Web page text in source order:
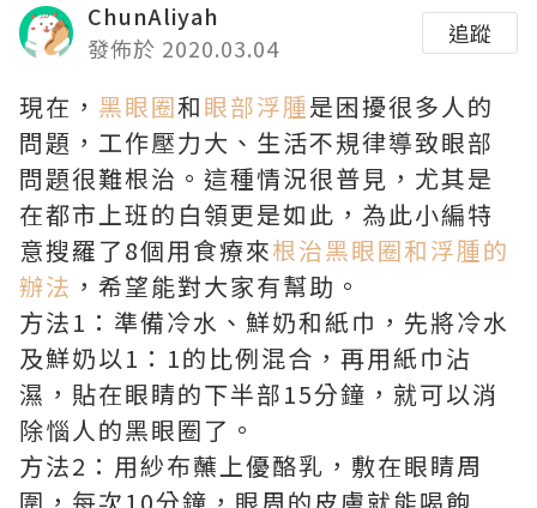
ChunAliyah
發佈於 2020.03.04
追蹤
現在， 黑眼圈和眼部浮腫是困擾很多人的
問題，工作壓力大、生活不規律導致眼部
問題很難根治。這種情況很普見，尤其是
在都市上班的白領更是如此，為此小編特
意搜羅了8個用食療來根治黑眼圈和浮腫的
辦法 ，希望能對大家有幫助。
方法1：準備冷水、鮮奶和紙巾，先將冷水
及鮮奶以1：1的比例混合，再用紙巾沾
濕，貼在眼睛的下半部15分鐘，就可以消
除惱人的黑眼圈了。
方法2：用紗布蘸上優酪乳，敷在眼睛周